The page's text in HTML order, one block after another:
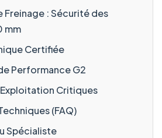
Freinage : Sécurité des
mm
Certifiée
Performance G2
Critiques
(FAQ)
Spécialiste